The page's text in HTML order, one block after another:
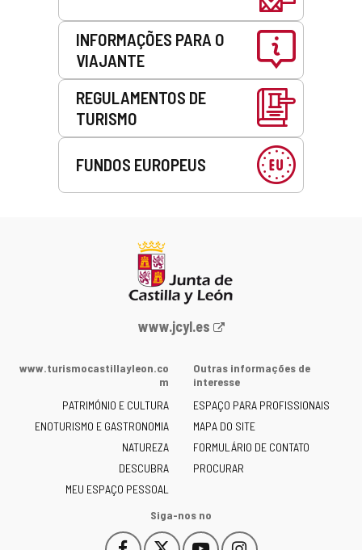
INFORMAÇÕES PARA O
VIAJANTE
REGULAMENTOS DE
TURISMO
FUNDOS EUROPEUS
Portal
Junta
Castilla
y
León
-
www.jcyl.es
www.turismocastillayleon.co
m
PATRIMÓNIO E CULTURA
ENOTURISMO E GASTRONOMIA
NATUREZA
DESCUBRA
MEU ESPAÇO PESSOAL
Outras informações de
interesse
ESPAÇO PARA PROFISSIONAIS
MAPA DO SITE
FORMULÁRIO DE CONTATO
PROCURAR
Siga-nos no